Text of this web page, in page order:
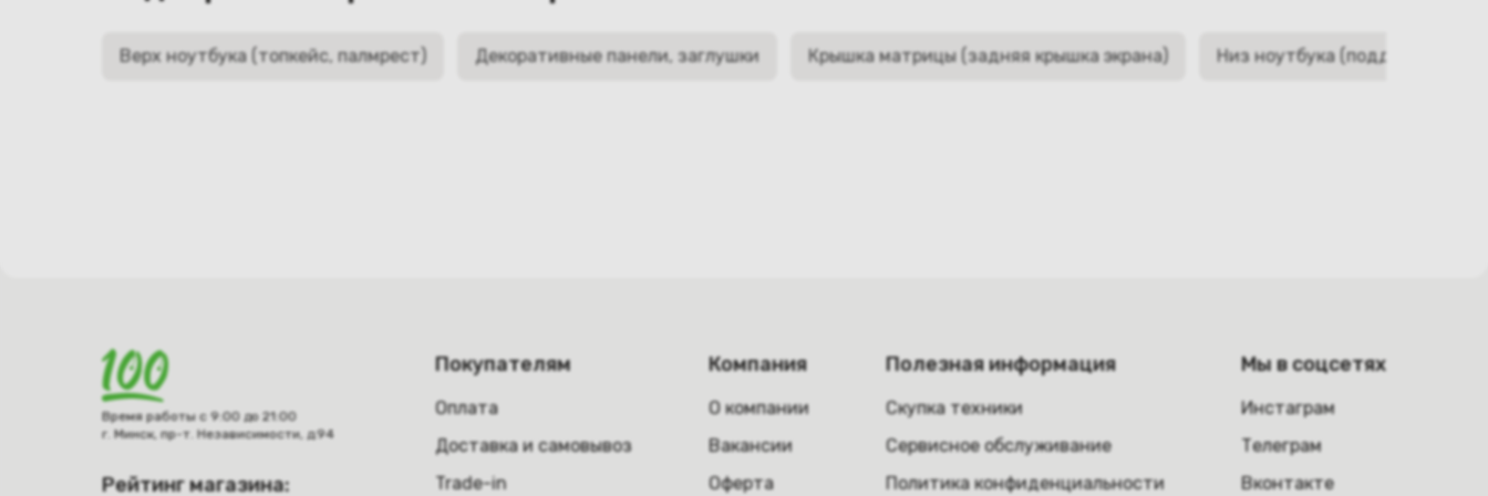
Верх ноутбука (топкейс, палмрест) Декоративные панели, заглушки Крышка матрицы (задняя крышка экрана) Низ ноутбука (поддон,
Время работы с 9:00 до 21:00
г. Минск, пр-т. Независимости, д.94
Рейтинг магазина:
Покупателям
Оплата
Доставка и самовывоз
Trade-in
Компания
О компании
Вакансии
Оферта
Полезная информация
Скупка техники
Сервисное обслуживание
Политика конфиденциальности
Мы в соцсетях
Инстаграм
Телеграм
Вконтакте